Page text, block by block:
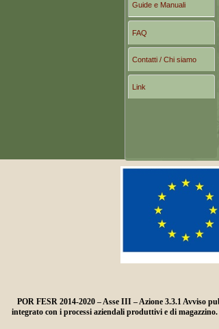
Guide e Manuali
FAQ
Contatti / Chi siamo
Link
POR FESR 2014-2020 – Asse III – Azione 3.3.1 Avviso
integrato con i processi aziendali produttivi e di